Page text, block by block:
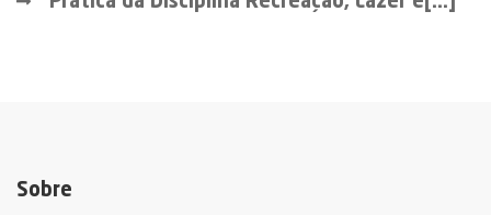
Sobre